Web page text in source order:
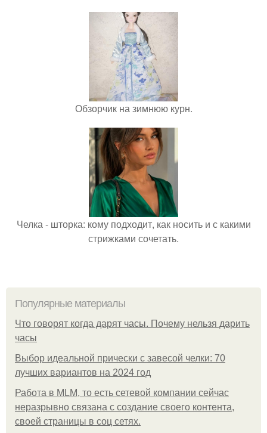
Обзорчик на зимнюю курн.
Челка - шторка: кому подходит, как носить и с какими
стрижками сочетать.
Популярные материалы
Что говорят когда дарят часы. Почему нельзя дарить
часы
Выбор идеальной прически с завесой челки: 70
лучших вариантов на 2024 год
Работа в MLM, то есть сетевой компании сейчас
неразрывно связана с создание своего контента,
своей страницы в соц сетях.